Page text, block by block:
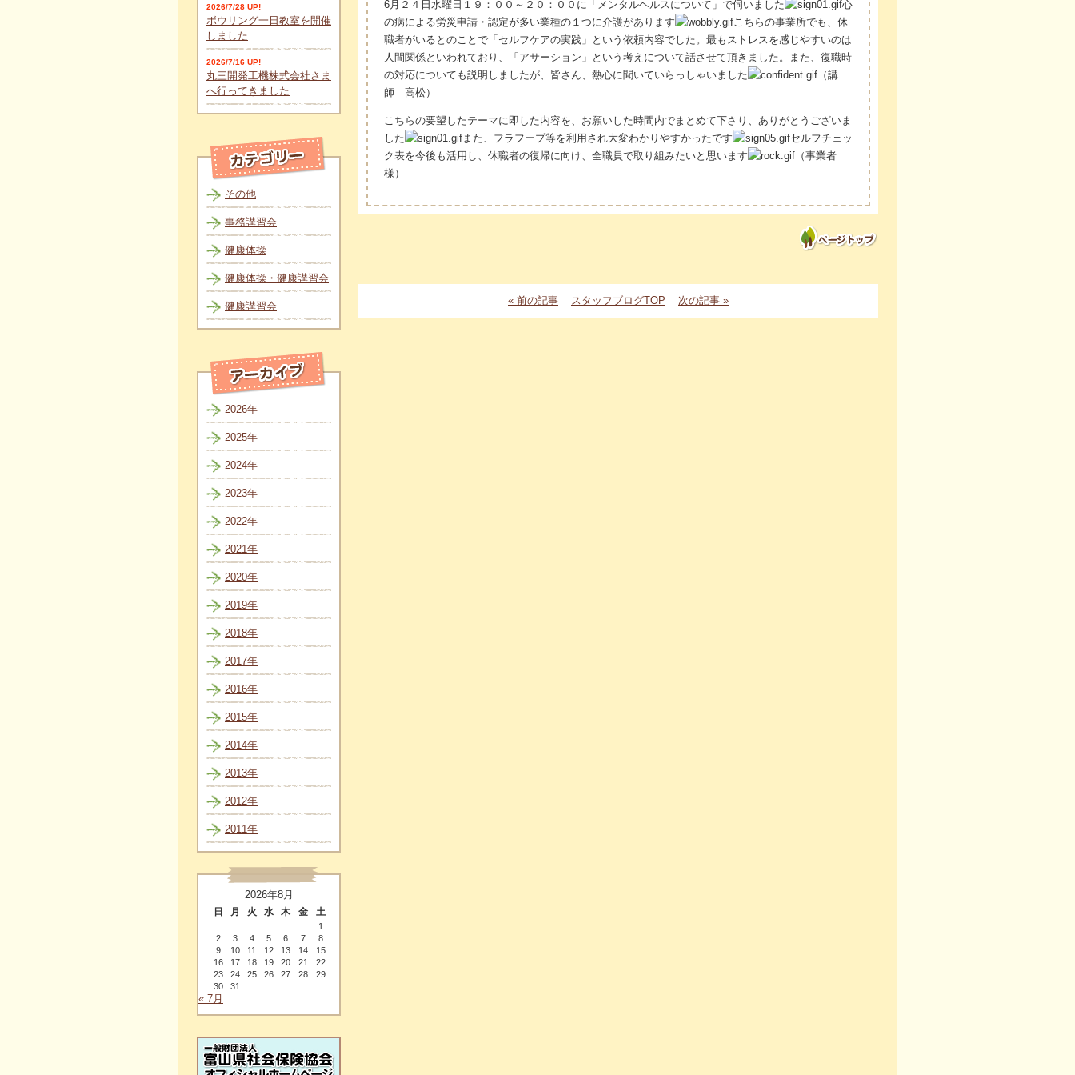
6月２４日水曜日１９：００～２０：００に「メンタルヘルスについて」で伺いました
心
の病による労災申請・認定が多い業種の１つに介護があります
こちらの事業所でも、休
職者がいるとのことで「セルフケアの実践」という依頼内容でした。最もストレスを感じやすいのは
人間関係といわれており、「アサーション」という考えについて話させて頂きました。また、復職時
の対応についても説明しましたが、皆さん、熱心に聞いていらっしゃいました
（講
師 高松）
こちらの要望したテーマに即した内容を、お願いした時間内でまとめて下さり、ありがとうございま
した
また、フラフープ等を利用され大変わかりやすかったです
セルフチェッ
ク表を今後も活用し、休職者の復帰に向け、全職員で取り組みたいと思います
（事業者
様）
« 前の記事 スタッフブログTOP 次の記事 »
2026/7/28 UP!
ボウリング一日教室を開催
しました
2026/7/16 UP!
丸三開発工機株式会社さま
へ行ってきました
その他
事務講習会
健康体操
健康体操・健康講習会
健康講習会
2026年
2025年
2024年
2023年
2022年
2021年
2020年
2019年
2018年
2017年
2016年
2015年
2014年
2013年
2012年
2011年
2026年8月
日 月 火 水 木 金 土
1
2
3 4 5 6 7
8
9
10 11 12 13 14
15
16
17 18 19 20 21
22
23
24 25 26 27 28
29
30
31
« 7月